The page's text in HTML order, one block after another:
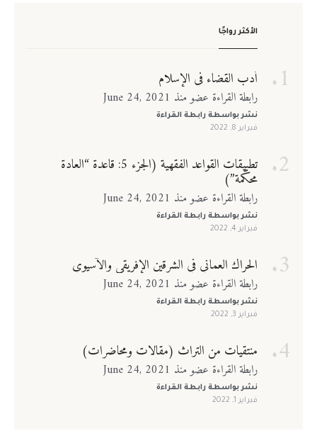
الأكثر رواجًا
أدب القضاء في الإسلام
رابطة القراءة عضو منذ June 24, 2021
نشر بواسطة رابطة القراءة
فبراير 8, 2022
تطبيقات القواعد الفقهية (الجزء 5: قاعدة “العادة
محكّمة”)
رابطة القراءة عضو منذ June 24, 2021
نشر بواسطة رابطة القراءة
فبراير 4, 2022
الحراك العماني في الشرقين الإفريقي والآسيوي
رابطة القراءة عضو منذ June 24, 2021
نشر بواسطة رابطة القراءة
فبراير 3, 2022
منتقيات من التراث (مقالات ومحاضرات)
رابطة القراءة عضو منذ June 24, 2021
نشر بواسطة رابطة القراءة
فبراير 1, 2022